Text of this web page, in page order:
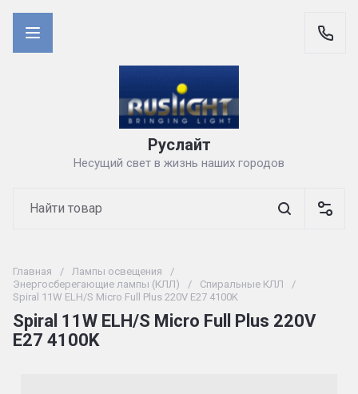
Руслайт
Несущий свет в жизнь наших городов
Главная / Лампы освещения
/
Энергосберегающие лампы (КЛЛ)
/ Спиральные КЛЛ
/
Spiral 11W ELH/S Micro Full Plus 220V E27 4100K
Spiral 11W ELH/S Micro Full Plus 220V
E27 4100K